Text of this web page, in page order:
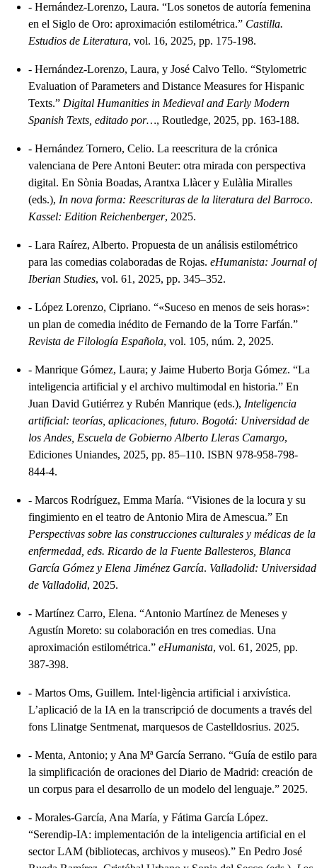
- Hernández-Lorenzo, Laura. “Los sonetos de autoría femenina
en el Siglo de Oro: aproximación estilométrica.” Castilla.
Estudios de Literatura, vol. 16, 2025, pp. 175-198.
- Hernández-Lorenzo, Laura, y José Calvo Tello. “Stylometric
Evaluation of Parameters and Distance Measures for Hispanic
Texts.” Digital Humanities in Medieval and Early Modern
Spanish Texts, editado por…, Routledge, 2025, pp. 163-188.
- Hernández Tornero, Celio. La reescritura de la crónica
valenciana de Pere Antoni Beuter: otra mirada con perspectiva
digital. En Sònia Boadas, Arantxa Llàcer y Eulàlia Miralles
(eds.), In nova forma: Reescrituras de la literatura del Barroco.
Kassel: Edition Reichenberger, 2025.
- Lara Raírez, Alberto. Propuesta de un análisis estilométrico
para las comedias colaboradas de Rojas. eHumanista: Journal of
Iberian Studies, vol. 61, 2025, pp. 345–352.
- López Lorenzo, Cipriano. “«Suceso en menos de seis horas»:
un plan de comedia inédito de Fernando de la Torre Farfán.”
Revista de Filología Española, vol. 105, núm. 2, 2025.
- Manrique Gómez, Laura; y Jaime Huberto Borja Gómez. “La
inteligencia artificial y el archivo multimodal en historia.” En
Juan David Gutiérrez y Rubén Manrique (eds.), Inteligencia
artificial: teorías, aplicaciones, futuro. Bogotá: Universidad de
los Andes, Escuela de Gobierno Alberto Lleras Camargo,
Ediciones Uniandes, 2025, pp. 85–110. ISBN 978-958-798-
844-4.
- Marcos Rodríguez, Emma María. “Visiones de la locura y su
fingimiento en el teatro de Antonio Mira de Amescua.” En
Perspectivas sobre las construcciones culturales y médicas de la
enfermedad, eds. Ricardo de la Fuente Ballesteros, Blanca
García Gómez y Elena Jiménez García. Valladolid: Universidad
de Valladolid, 2025.
- Martínez Carro, Elena. “Antonio Martínez de Meneses y
Agustín Moreto: su colaboración en tres comedias. Una
aproximación estilométrica.” eHumanista, vol. 61, 2025, pp.
387-398.
- Martos Oms, Guillem. Intel·ligència artificial i arxivística.
L’aplicació de la IA en la transcripció de documents a través del
fons Llinatge Sentmenat, marquesos de Castelldosrius. 2025.
- Menta, Antonio; y Ana Mª García Serrano. “Guía de estilo para
la simplificación de oraciones del Diario de Madrid: creación de
un corpus para el desarrollo de un modelo del lenguaje.” 2025.
- Morales-García, Ana María, y Fátima García López.
“Serendip-IA: implementación de la inteligencia artificial en el
sector LAM (bibliotecas, archivos y museos).” En Pedro José